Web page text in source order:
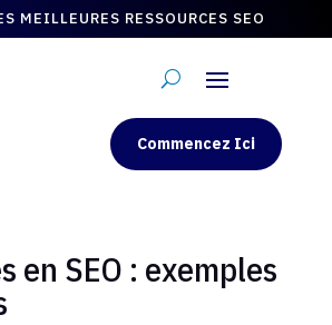
MEILLEURES RESSOURCES SEO
Commencez Ici
en SEO : exemples